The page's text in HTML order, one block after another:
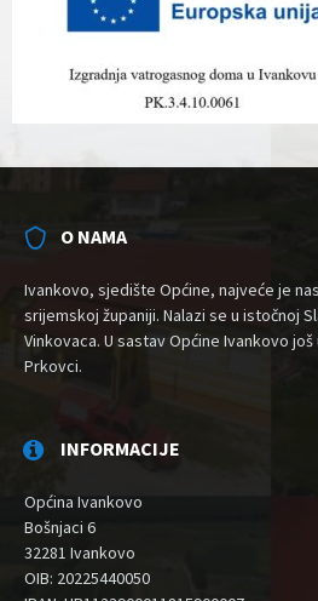
O NAMA
Ivankovo, sjedište Općine, najveće je
srijemskoj županiji. Nalazi se u istočnoj
Vinkovaca. U sastav Općine Ivankovo
Prkovci.
INFORMACIJE
Općina Ivankovo
Bošnjaci 6
32281 Ivankovo
OIB: 20225440050